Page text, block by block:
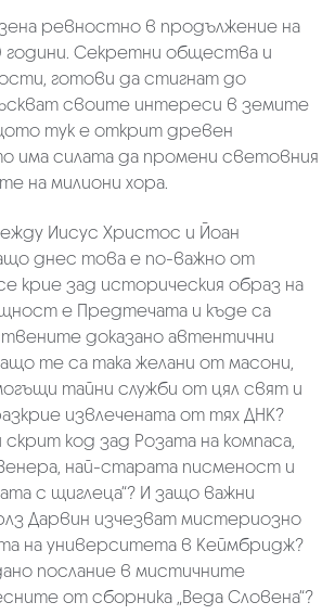
ревностно в продължение на
години. Секретни общества и
готови да стигнат до
своите интереси в земите
тук е открит древен
има силата да промени световния
на милиони хора.
Иисус Христос и Йоан
днес това е по-важно от
крие зад историческия образ на
е Предтечата и къде са
доказано автентични
те са така желани от масони,
тайни служби от цял свят и
извлечената от тях ДНК?
код зад Розата на компаса,
най-старата писменост и
с щиглеца“? И защо важни
Дарвин изчезват мистериозно
на университета в Кеймбридж?
послание в мистичните
от сборника „Веда Словена“?